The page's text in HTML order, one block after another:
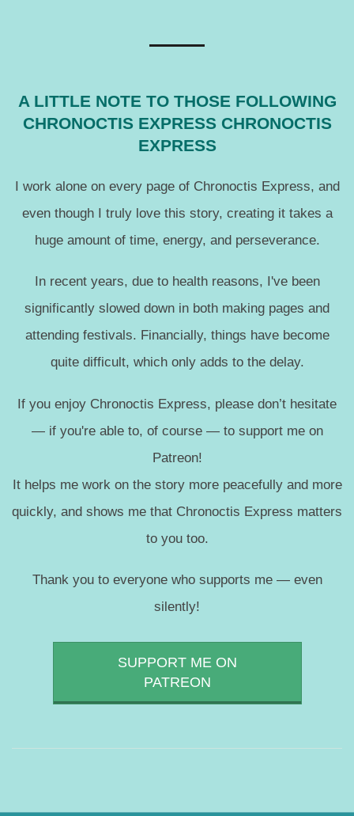
A LITTLE NOTE TO THOSE FOLLOWING
CHRONOCTIS EXPRESS CHRONOCTIS
EXPRESS
I work alone on every page of Chronoctis Express, and
even though I truly love this story, creating it takes a
huge amount of time, energy, and perseverance.
In recent years, due to health reasons, I've been
significantly slowed down in both making pages and
attending festivals. Financially, things have become
quite difficult, which only adds to the delay.
If you enjoy Chronoctis Express, please don’t hesitate
— if you're able to, of course — to support me on
Patreon!
It helps me work on the story more peacefully and more
quickly, and shows me that Chronoctis Express matters
to you too.
Thank you to everyone who supports me — even
silently!
SUPPORT ME ON
PATREON